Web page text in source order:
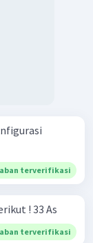
terverifikasi
Tuliskan Konfigurasi elektron dari atom berikut ! 33 As
terverifikasi